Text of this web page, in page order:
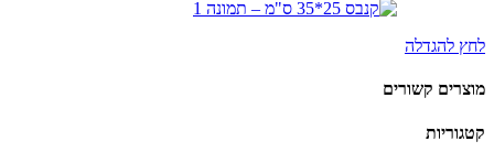
לחץ להגדלה
מוצרים קשורים
קטגוריות